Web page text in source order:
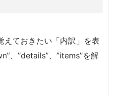
えておきたい「内訳」を表
、”details”、”items”を解